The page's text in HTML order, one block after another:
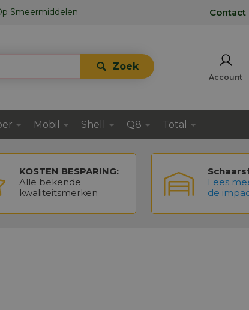
Smeermiddelen Contact
Zoek
Account
Mobil Shell Q8 Total
KOSTEN BESPARING:
Alle bekende
kwaliteitsmerken
Lees
de